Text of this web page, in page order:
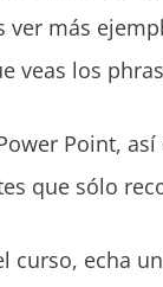
ver más
veas los
Point,
que sólo
curso, echa